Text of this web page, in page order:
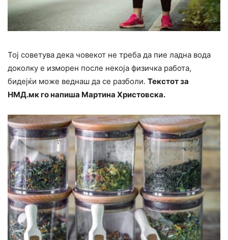
Тој советува дека човекот не треба да пие ладна вода
доколку е изморен после некоја физичка работа,
бидејќи може веднаш да се разболи. Текстот за
НМД.мк го напиша Мартина Христовска.